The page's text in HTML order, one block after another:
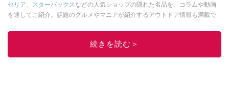
セリア、 スターバックスなどの人気ショップの隠れた名品を、コラムや動画
を通してご紹介。話題のグルメやマニアが紹介するアウトドア情報も満載で
レビューしています。毎日トレンド情報をお届けしているので、ぜひ
してください！続きを読む＞